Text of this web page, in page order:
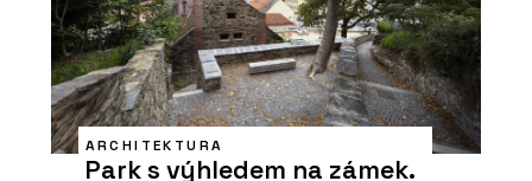
ARCHITEKTURA
Park s výhledem na zámek.